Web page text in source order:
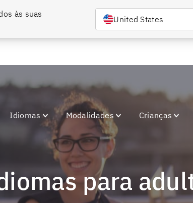
Berlitz.Entre em contato conosco e confira nossas condições
às suas
United States
Idiomas Modalidades Crianças
para